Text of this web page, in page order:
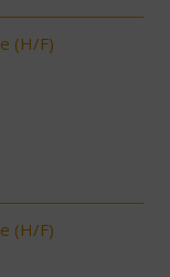
(H/F)
(H/F)